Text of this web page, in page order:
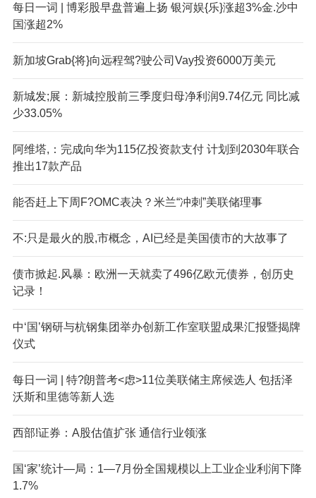
每日一词 | 博彩股早盘普遍上扬 银河娱{乐}涨超3%金.沙中
国涨超2%
新加坡Grab{将}向远程驾?驶公司Vay投资6000万美元
新城发;展：新城控股前三季度归母净利润9.74亿元 同比减
少33.05%
阿维塔,：完成向华为115亿投资款支付 计划到2030年联合
推出17款产品
能否赶上下周F?OMC表决？米兰“冲刺”美联储理事
不:只是最火的股,市概念，AI已经是美国债市的大故事了
债市掀起.风暴：欧洲一天就卖了496亿欧元债券，创历史
记录！
中‘国’钢研与杭钢集团举办创新工作室联盟成果汇报暨揭牌
仪式
每日一词 | 特?朗普考<虑>11位美联储主席候选人 包括泽
沃斯和里德等新人选
西部!证券：A股估值扩张 通信行业领涨
国‘家’统计—局：1—7月份全国规模以上工业企业利润下降
1.7%